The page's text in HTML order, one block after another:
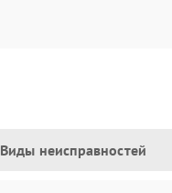
Виды неисправностей